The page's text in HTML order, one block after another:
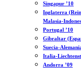
Singapur ’10
Inglaterra
Malasia-
Portugal ’10
Gibraltar
Suecia-
Italia-
Andorra ’09